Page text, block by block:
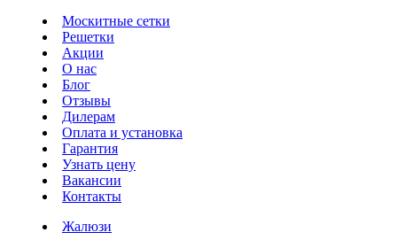
Москитные сетки
Решетки
Акции
О нас
Блог
Отзывы
Дилерам
Оплата и установка
Гарантия
Узнать цену
Вакансии
Контакты
Жалюзи